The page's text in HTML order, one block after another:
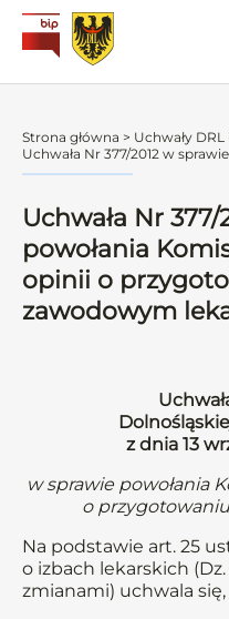
Strona główna > Uchwały
Uchwała Nr 377/2012 w
Uchwała Nr
powołania
opinii o
zawodowym
z dnia 13
w sprawie powołania
o
Na podstawie art. 25
o izbach lekarskich (Dz.
zmianami) uchwala